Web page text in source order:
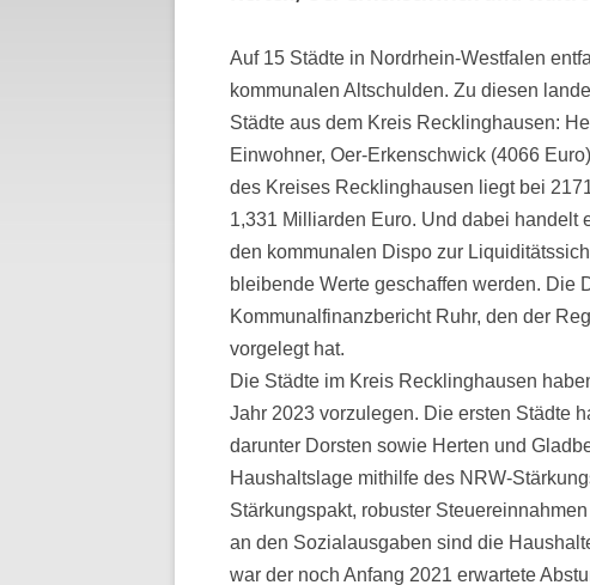
ZEITTAFEL
Auf 15 Städte in Nordrhein-Westfalen
kommunalen Altschulden. Zu diesen
Städte aus dem Kreis Recklinghausen:
Einwohner, Oer-Erkenschwick (4066
des Kreises Recklinghausen liegt bei
1,331 Milliarden Euro. Und dabei handelt
den kommunalen Dispo zur
bleibende Werte geschaffen werden. Die
Kommunalfinanzbericht Ruhr, den der
vorgelegt hat.
Die Städte im Kreis Recklinghausen
Jahr 2023 vorzulegen. Die ersten Städte
darunter Dorsten sowie Herten und
Haushaltslage mithilfe des NRW-
Stärkungspakt, robuster
an den Sozialausgaben sind die
war der noch Anfang 2021 erwartete